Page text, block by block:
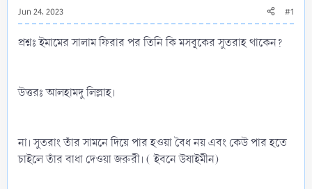
Jun 24, 2023 #1
প্রশ্নঃ ইমামের সালাম ফিরার পর তিনি কি মসবূকের সুতরাহ থাকেন?
উত্তরঃ আলহামদু লিল্লাহ।
না। সুতরাং তাঁর সামনে দিয়ে পার হওয়া বৈধ নয় এবং কেউ পার হতে
চাইলে তাঁর বাধা দেওয়া জরুরী। ( ইবনে উষাইমীন)